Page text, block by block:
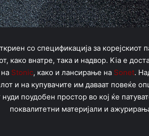
со спецификација за корејскиот
како внатре, така и надвор. Kia е
Stonic, како и лансирање на Sonet.
и на купувачите им даваат повеќе
поудобен простор во кој ќе
поквалитетни материјали и